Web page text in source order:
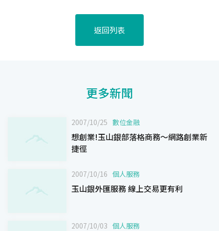
返回列表
更多新聞
2007/10/25 數位金融
想創業!玉山銀部落格商務～網路創業新
捷徑
2007/10/16 個人服務
玉山銀外匯服務 線上交易更有利
2007/10/03 個人服務